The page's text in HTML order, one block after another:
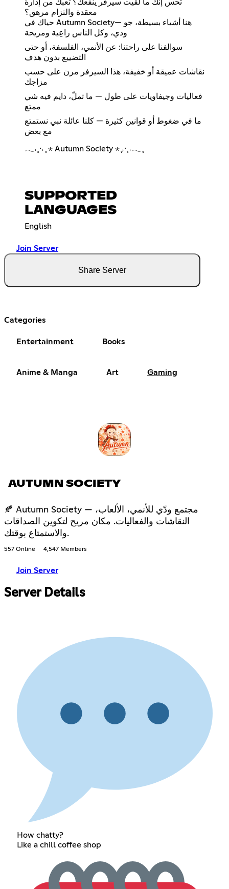
تحس إنك ما لقيت سيرفر ينفعك؟ تعبك من إدارة
معقدة والتزام مرهق؟
حياك في Autumn Society— هنا أشياء بسيطة، جو
ودي، وكل الناس راعِية ومريحة
سوالفنا على راحتنا: عن الأنمي، الفلسفة، أو حتى
التضييع بدون هدف
نقاشات عميقة أو خفيفة، هذا السيرفر مرن على حسب
مزاجك
فعاليات وجيفاويات على طول — ما تملّ، دايم فيه شي
ممتع
ما في ضغوط أو قوانين كثيرة — كلنا عائلة نبي نستمتع
مع بعض
𓂃˖˳·˖ ִֶָ ⋆ Autumn Society ⋆ ִֶָ˖·˳˖𓂃 ִֶָ
SUPPORTED
LANGUAGES
English
Join Server
Share Server
Categories
Entertainment Books
Anime & Manga Art Gaming
AUTUMN SOCIETY
🍂 Autumn Society — مجتمع ودّي للأنمي، الألعاب،
النقاشات والفعاليات. مكان مريح لتكوين الصداقات
والاستمتاع بوقتك.
557 Online 4,547 Members
Join Server
Server Details
How chatty?
Like a chill coffee shop